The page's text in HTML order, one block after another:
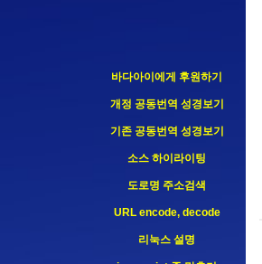
바다아이에게 후원하기
개정 공동번역 성경보기
기존 공동번역 성경보기
소스 하이라이팅
도로명 주소검색
URL encode, decode
리눅스 설명